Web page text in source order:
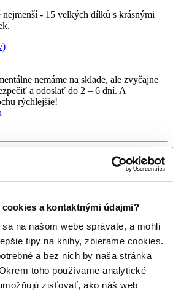
a kontaktnými údajmi?
na našom webe správate, a mohli
tipy na knihy, zbierame cookies.
a bez nich by naša stránka
toho používame analytické
zisťovať, ako náš web
- 15 velkých dílků s krásnými
nemáme na sklade, ale zvyčajne
a odoslať do 2 – 6 dní. A
rýchlejšie!